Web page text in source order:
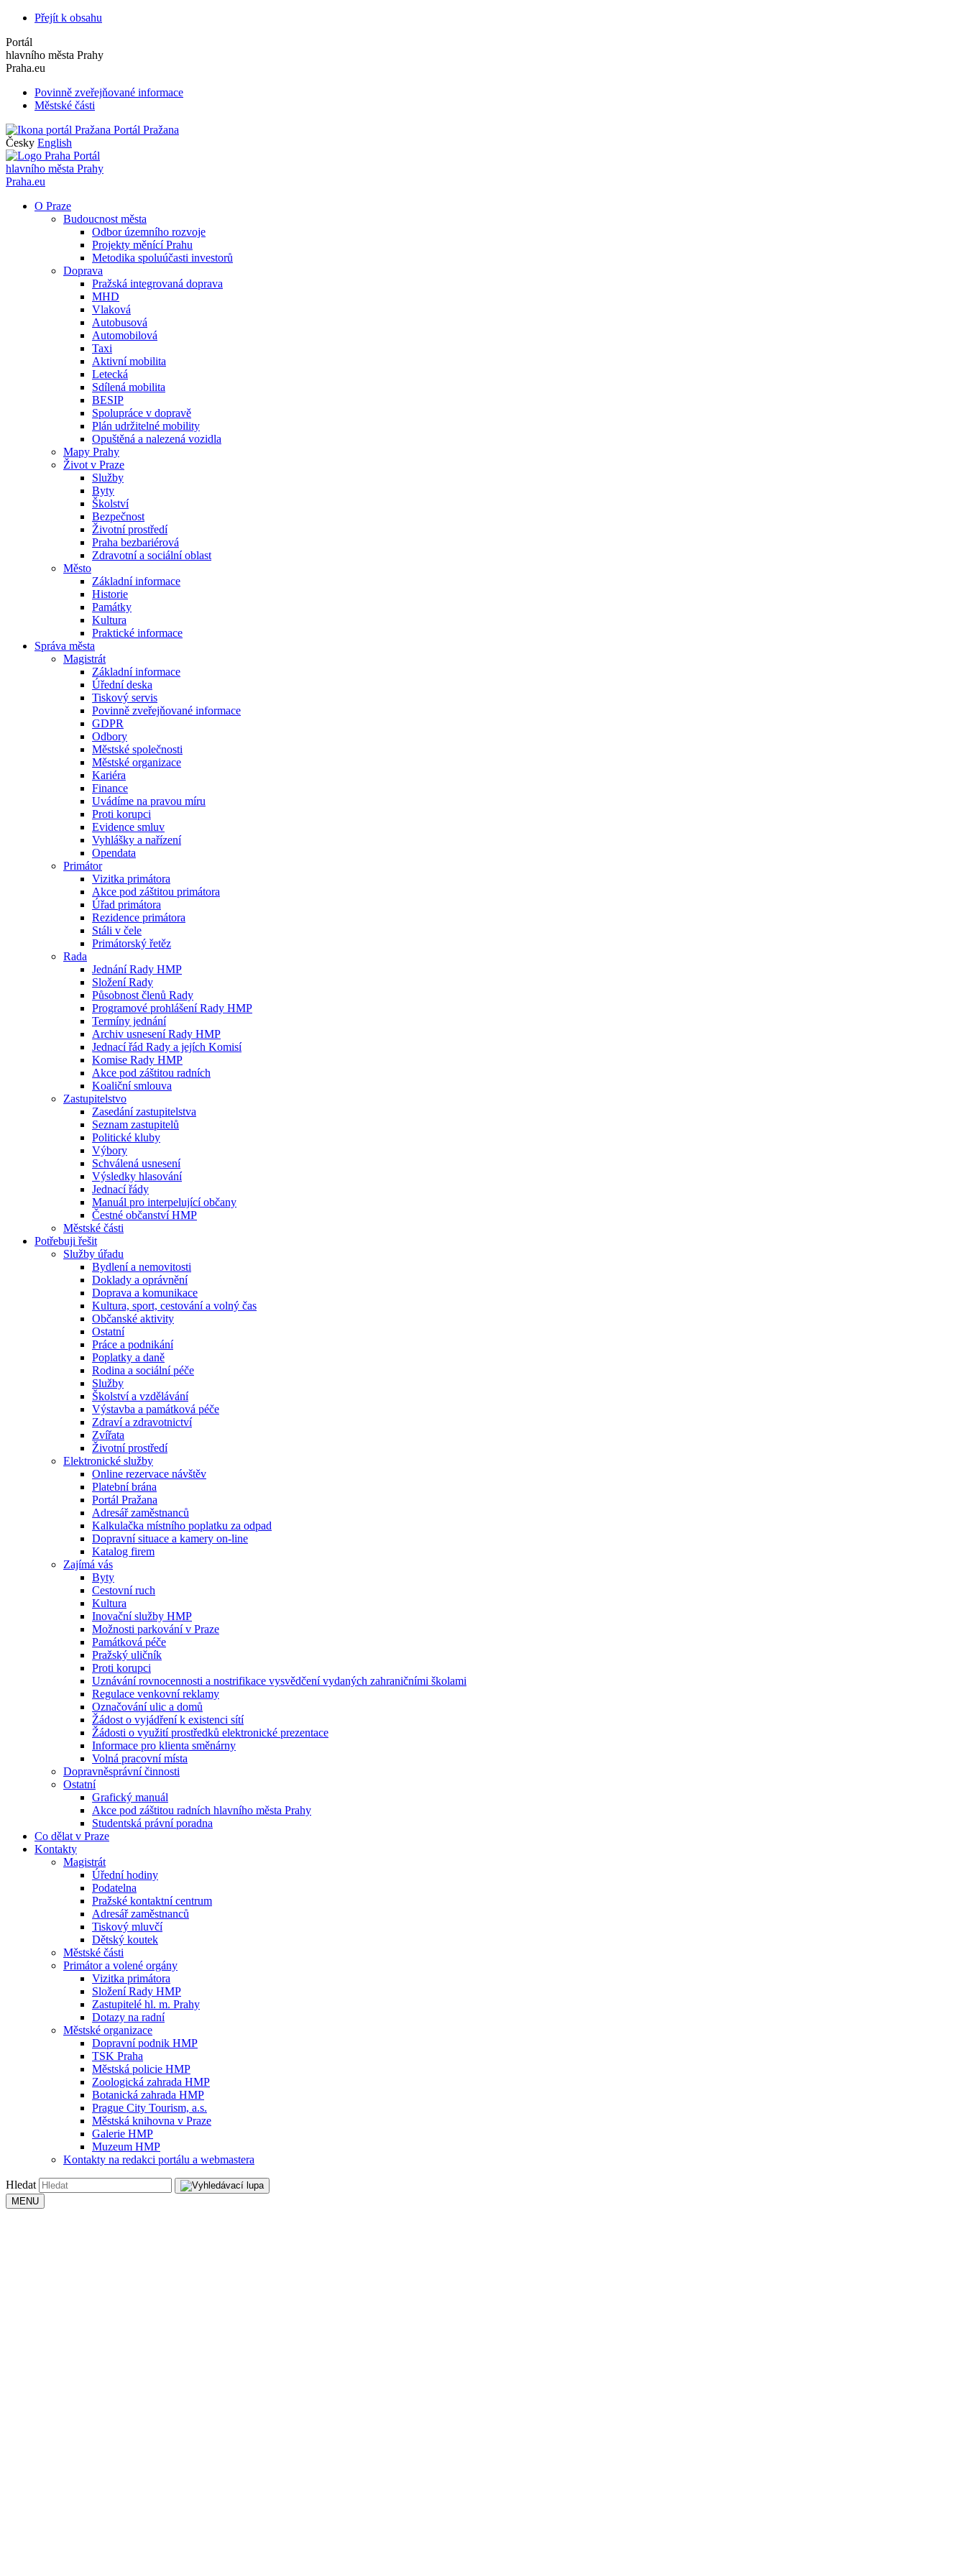
Přejít k obsahu
Portál
hlavního města Prahy
Praha.eu
Povinně zveřejňované informace
Městské části
Portál Pražana
Česky English
Portál
hlavního města Prahy
Praha.eu
O Praze
Budoucnost města
Odbor územního rozvoje
Projekty měnící Prahu
Metodika spoluúčasti investorů
Doprava
Pražská integrovaná doprava
MHD
Vlaková
Autobusová
Automobilová
Taxi
Aktivní mobilita
Letecká
Sdílená mobilita
BESIP
Spolupráce v dopravě
Plán udržitelné mobility
Opuštěná a nalezená vozidla
Mapy Prahy
Život v Praze
Služby
Byty
Školství
Bezpečnost
Životní prostředí
Praha bezbariérová
Zdravotní a sociální oblast
Město
Základní informace
Historie
Památky
Kultura
Praktické informace
Správa města
Magistrát
Základní informace
Úřední deska
Tiskový servis
Povinně zveřejňované informace
GDPR
Odbory
Městské společnosti
Městské organizace
Kariéra
Finance
Uvádíme na pravou míru
Proti korupci
Evidence smluv
Vyhlášky a nařízení
Opendata
Primátor
Vizitka primátora
Akce pod záštitou primátora
Úřad primátora
Rezidence primátora
Stáli v čele
Primátorský řetěz
Rada
Jednání Rady HMP
Složení Rady
Působnost členů Rady
Programové prohlášení Rady HMP
Termíny jednání
Archiv usnesení Rady HMP
Jednací řád Rady a jejích Komisí
Komise Rady HMP
Akce pod záštitou radních
Koaliční smlouva
Zastupitelstvo
Zasedání zastupitelstva
Seznam zastupitelů
Politické kluby
Výbory
Schválená usnesení
Výsledky hlasování
Jednací řády
Manuál pro interpelující občany
Čestné občanství HMP
Městské části
Potřebuji řešit
Služby úřadu
Bydlení a nemovitosti
Doklady a oprávnění
Doprava a komunikace
Kultura, sport, cestování a volný čas
Občanské aktivity
Ostatní
Práce a podnikání
Poplatky a daně
Rodina a sociální péče
Služby
Školství a vzdělávání
Výstavba a památková péče
Zdraví a zdravotnictví
Zvířata
Životní prostředí
Elektronické služby
Online rezervace návštěv
Platební brána
Portál Pražana
Adresář zaměstnanců
Kalkulačka místního poplatku za odpad
Dopravní situace a kamery on-line
Katalog firem
Zajímá vás
Byty
Cestovní ruch
Kultura
Inovační služby HMP
Možnosti parkování v Praze
Památková péče
Pražský uličník
Proti korupci
Uznávání rovnocennosti a nostrifikace vysvědčení vydaných zahraničními školami
Regulace venkovní reklamy
Označování ulic a domů
Žádost o vyjádření k existenci sítí
Žádosti o využití prostředků elektronické prezentace
Informace pro klienta směnárny
Volná pracovní místa
Dopravněsprávní činnosti
Ostatní
Grafický manuál
Akce pod záštitou radních hlavního města Prahy
Studentská právní poradna
Co dělat v Praze
Kontakty
Magistrát
Úřední hodiny
Podatelna
Pražské kontaktní centrum
Adresář zaměstnanců
Tiskový mluvčí
Dětský koutek
Městské části
Primátor a volené orgány
Vizitka primátora
Složení Rady HMP
Zastupitelé hl. m. Prahy
Dotazy na radní
Městské organizace
Dopravní podnik HMP
TSK Praha
Městská policie HMP
Zoologická zahrada HMP
Botanická zahrada HMP
Prague City Tourism, a.s.
Městská knihovna v Praze
Galerie HMP
Muzeum HMP
Kontakty na redakci portálu a webmastera
Hledat
MENU